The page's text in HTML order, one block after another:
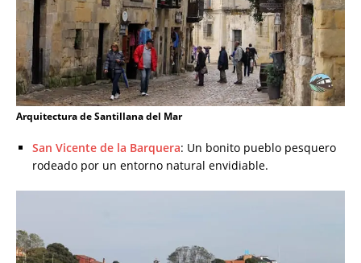
Arquitectura de Santillana del Mar
San Vicente de la Barquera: Un bonito pueblo pesquero
rodeado por un entorno natural envidiable.